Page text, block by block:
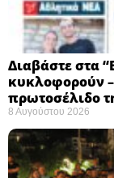
Διαβάστε στα
κυκλοφορούν
πρωτοσέλιδο
8 Αυγούστου 2026